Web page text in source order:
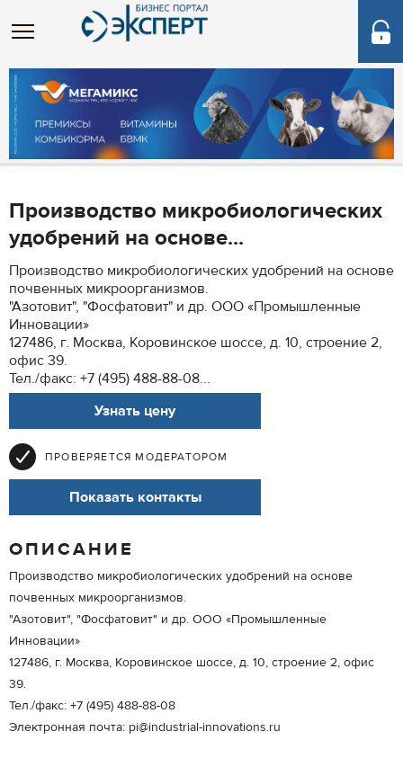
Производство микробиологических
удобрений на основе...
Производство микробиологических удобрений на основе
почвенных микроорганизмов.
"Азотовит", "Фосфатовит" и др. ООО «Промышленные
Инновации»
127486, г. Москва, Коровинское шоссе, д. 10, строение 2,
офис 39.
Тел./факс: +7 (495) 488-88-08...
Узнать цену
ПРОВЕРЯЕТСЯ МОДЕРАТОРОМ
Показать контакты
ОПИСАНИЕ
Производство микробиологических удобрений на основе
почвенных микроорганизмов.
"Азотовит", "Фосфатовит" и др. ООО «Промышленные
Инновации»
127486, г. Москва, Коровинское шоссе, д. 10, строение 2, офис
39.
Тел./факс: +7 (495) 488-88-08
Электронная почта: pi@industrial-innovations.ru